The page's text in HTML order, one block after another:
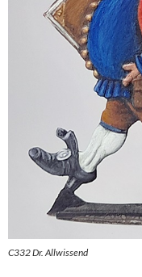
C332 Dr. Allwissend